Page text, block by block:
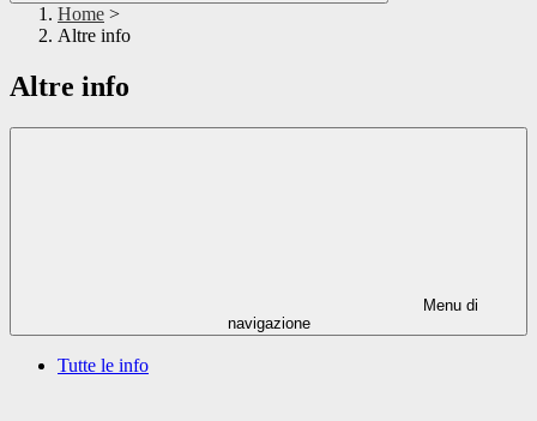
Home >
Altre info
Altre info
Menu di
navigazione
Tutte le info